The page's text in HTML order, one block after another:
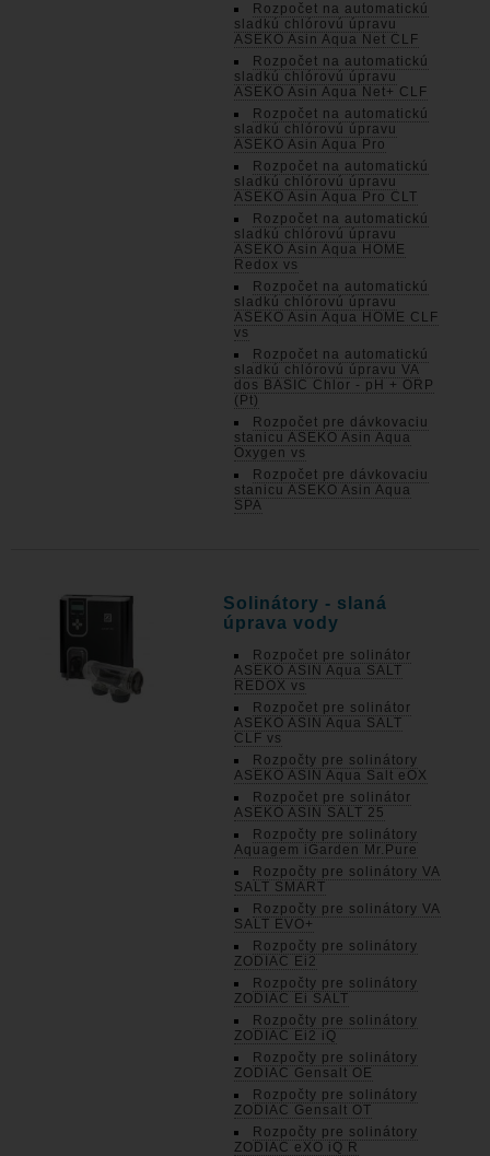
Rozpočet na automatickú
sladkú chlórovú úpravu
ASEKO Asin Aqua Net CLF
Rozpočet na automatickú
sladkú chlórovú úpravu
ASEKO Asin Aqua Net+ CLF
Rozpočet na automatickú
sladkú chlórovú úpravu
ASEKO Asin Aqua Pro
Rozpočet na automatickú
sladkú chlórovú úpravu
ASEKO Asin Aqua Pro CLT
Rozpočet na automatickú
sladkú chlórovú úpravu
ASEKO Asin Aqua HOME
Redox vs
Rozpočet na automatickú
sladkú chlórovú úpravu
ASEKO Asin Aqua HOME CLF
vs
Rozpočet na automatickú
sladkú chlórovú úpravu VA
dos BASIC Chlor - pH + ORP
(Pt)
Rozpočet pre dávkovaciu
stanicu ASEKO Asin Aqua
Oxygen vs
Rozpočet pre dávkovaciu
stanicu ASEKO Asin Aqua
SPA
Solinátory - slaná
úprava vody
Rozpočet pre solinátor
ASEKO ASIN Aqua SALT
REDOX vs
Rozpočet pre solinátor
ASEKO ASIN Aqua SALT
CLF vs
Rozpočty pre solinátory
ASEKO ASIN Aqua Salt eOX
Rozpočet pre solinátor
ASEKO ASIN SALT 25
Rozpočty pre solinátory
Aquagem iGarden Mr.Pure
Rozpočty pre solinátory VA
SALT SMART
Rozpočty pre solinátory VA
SALT EVO+
Rozpočty pre solinátory
ZODIAC Ei2
Rozpočty pre solinátory
ZODIAC Ei SALT
Rozpočty pre solinátory
ZODIAC Ei2 iQ
Rozpočty pre solinátory
ZODIAC Gensalt OE
Rozpočty pre solinátory
ZODIAC Gensalt OT
Rozpočty pre solinátory
ZODIAC eXO iQ R